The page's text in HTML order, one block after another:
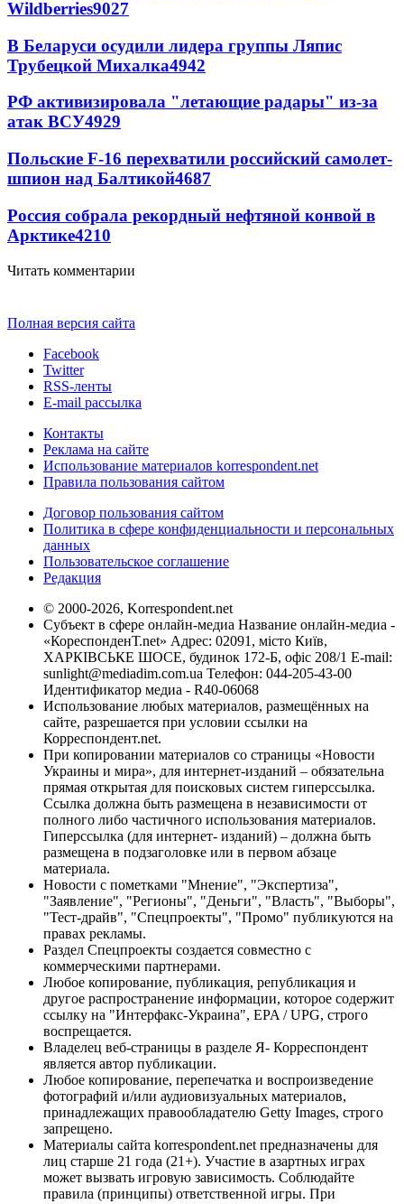
Wildberries9027
В Беларуси осудили лидера группы Ляпис
Трубецкой Михалка4942
РФ активизировала "летающие радары" из-за
атак ВСУ4929
Польские F-16 перехватили российский самолет-
шпион над Балтикой4687
Россия собрала рекордный нефтяной конвой в
Арктике4210
Читать комментарии
Полная версия сайта
Facebook
Twitter
RSS-ленты
E-mail рассылка
Контакты
Реклама на сайте
Использование материалов korrespondent.net
Правила пользования сайтом
Договор пользования сайтом
Политика в сфере конфиденциальности и персональных
данных
Пользовательское соглашение
Редакция
© 2000-2026, Korrespondent.net
Субъект в сфере онлайн-медиа Название онлайн-медиа -
«КореспонденТ.net» Адрес: 02091, місто Київ,
ХАРКІВСЬКЕ ШОСЕ, будинок 172-Б, офіс 208/1 E-mail:
sunlight@mediadim.com.ua Телефон: 044-205-43-00
Идентификатор медиа - R40-06068
Использование любых материалов, размещённых на
сайте, разрешается при условии ссылки на
Корреспондент.net.
При копировании материалов со страницы «Новости
Украины и мира», для интернет-изданий – обязательна
прямая открытая для поисковых систем гиперссылка.
Ссылка должна быть размещена в независимости от
полного либо частичного использования материалов.
Гиперссылка (для интернет- изданий) – должна быть
размещена в подзаголовке или в первом абзаце
материала.
Новости с пометками "Мнение", "Экспертиза",
"Заявление", "Регионы", "Деньги", "Власть", "Выборы",
"Тест-драйв", "Спецпроекты", "Промо" публикуются на
правах рекламы.
Раздел Спецпроекты создается совместно с
коммерческими партнерами.
Любое копирование, публикация, републикация и
другое распространение информации, которое содержит
ссылку на "Интерфакс-Украина", EPA / UPG, строго
воспрещается.
Владелец веб-страницы в разделе Я- Корреспондент
является автор публикации.
Любое копирование, перепечатка и воспроизведение
фотографий и/или аудиовизуальных материалов,
принадлежащих правообладателю Getty Images, строго
запрещено.
Материалы сайта korrespondent.net предназначены для
лиц старше 21 года (21+). Участие в азартных играх
может вызвать игровую зависимость. Соблюдайте
правила (принципы) ответственной игры. При